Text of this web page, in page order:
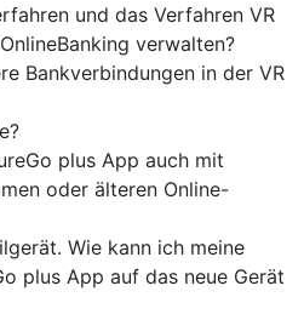
und das Verfahren VR
verwalten?
Bankverbindungen in der VR
plus App auch mit
oder älteren Online-
Wie kann ich meine
plus App auf das neue Gerät